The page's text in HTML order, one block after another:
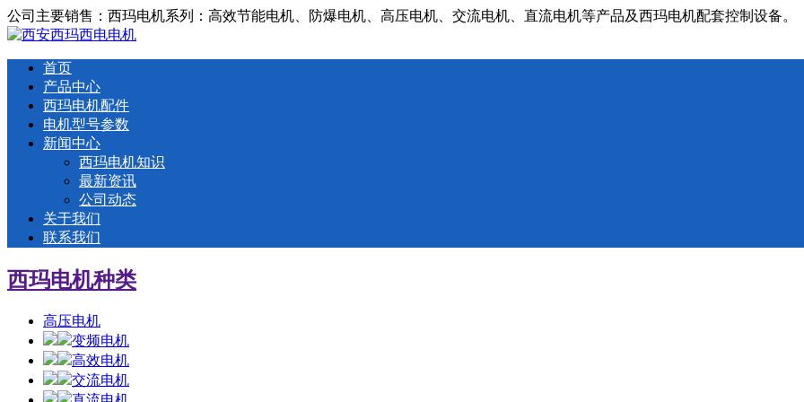
公司主要销售：西玛电机系列：高效节能电机、防爆电机、高压电机、交流电机、直流电机等产品及西玛电机配套控制设备。
首页
产品中心
西玛电机配件
电机型号参数
新闻中心
西玛电机知识
最新资讯
公司动态
关于我们
联系我们
西玛电机种类
高压电机
变频电机
高效电机
交流电机